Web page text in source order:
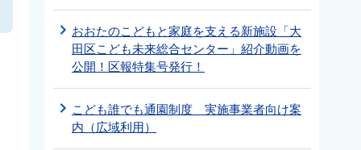
おおたのこどもと家庭を支える新施設「大
田区こども未来総合センター」紹介動画を
公開！区報特集号発行！
こども誰でも通園制度 実施事業者向け案
内（広域利用）